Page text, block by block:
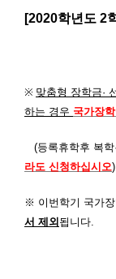
[2020학년도 2
※ 맞춤형 장학금·
하는 경우 국가장
(등록휴학후 복학
라도 신청하십시오)
※ 이번학기 국가
서 제외 됩니다.